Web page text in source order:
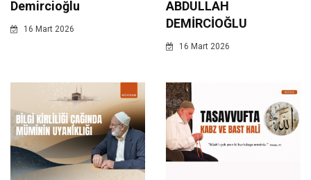
Demircioğlu
16 Mart 2026
ABDULLAH
DEMİRCİOĞLU
16 Mart 2026